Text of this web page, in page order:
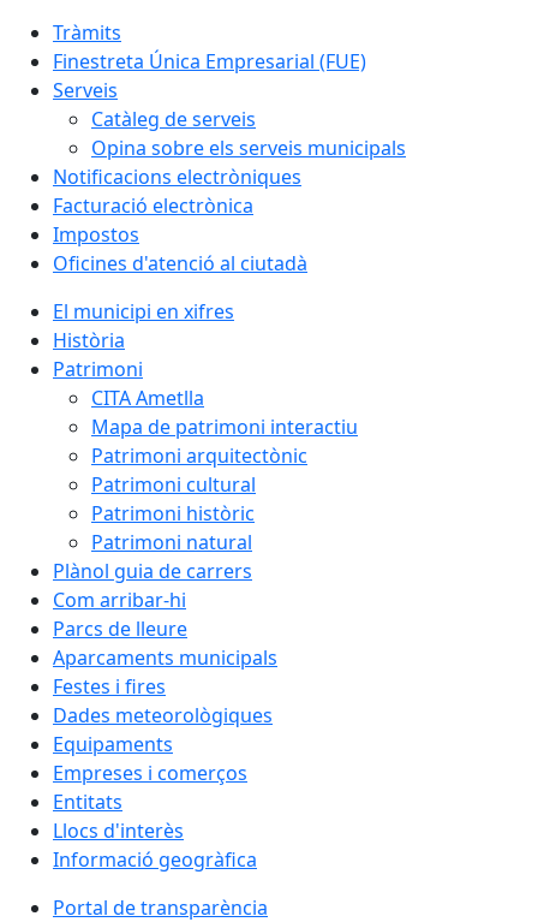
Tràmits
Finestreta Única Empresarial (FUE)
Serveis
Catàleg de serveis
Opina sobre els serveis municipals
Notificacions electròniques
Facturació electrònica
Impostos
Oficines d'atenció al ciutadà
El municipi en xifres
Història
Patrimoni
CITA Ametlla
Mapa de patrimoni interactiu
Patrimoni arquitectònic
Patrimoni cultural
Patrimoni històric
Patrimoni natural
Plànol guia de carrers
Com arribar-hi
Parcs de lleure
Aparcaments municipals
Festes i fires
Dades meteorològiques
Equipaments
Empreses i comerços
Entitats
Llocs d'interès
Informació geogràfica
Portal de transparència